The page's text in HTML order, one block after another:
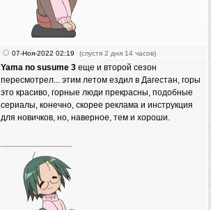
07-Ноя-2022 02:19 (спустя 2 дня 14 часов)
Yama no susume 3 еще и второй сезон
пересмотрел... этим летом ездил в Дагестан, горы
это красиво, горные люди прекрасны, подобные
сериалы, конечно, скорее реклама и инструкция
для новичков, но, наверное, тем и хороши.